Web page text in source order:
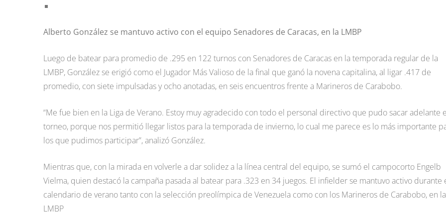
Alberto González se mantuvo activo con el equipo Senadores de Caracas, en la LMBP
Luego de batear para promedio de .295 en 122 turnos con Senadores de Caracas en la temporada regular de la
LMBP, González se erigió como el Jugador Más Valioso de la final que ganó la novena capitalina, al ligar .417 de
promedio, con siete impulsadas y ocho anotadas, en seis encuentros frente a Marineros de Carabobo.
“Me fue bien en la Liga de Verano. Estoy muy agradecido con todo el personal directivo que pudo sacar adelante
torneo, porque nos permitió llegar listos para la temporada de invierno, lo cual me parece es lo más importante
los que pudimos participar”, analizó González.
Mientras que, con la mirada en volverle a dar solidez a la línea central del equipo, se sumó el campocorto Engelb
Vielma, quien destacó la campaña pasada al batear para .323 en 34 juegos. El infielder se mantuvo activo durante
calendario de verano tanto con la selección preolímpica de Venezuela como con los Marineros de Carabobo, en la
LMBP